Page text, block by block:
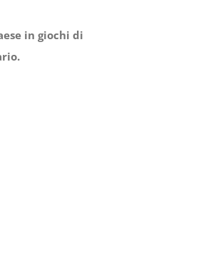
in giochi di